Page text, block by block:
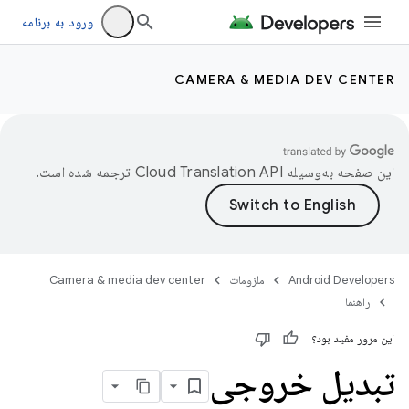
ورود به برنامه
CAMERA & MEDIA DEV CENTER
این صفحه به‌وسیله ترجمه شده است.
Android Developers ملزومات
Camera & media dev center
راهنما
این مرور مفید بود؟
تبدیل خروجی